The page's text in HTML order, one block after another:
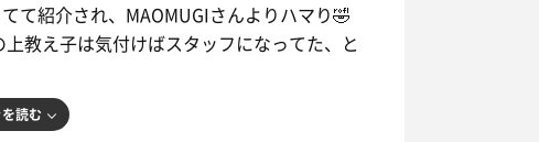
て紹介され、MAOMUGIさんよりハマり🤣
教え子は気付けばスタッフになってた、と
読む